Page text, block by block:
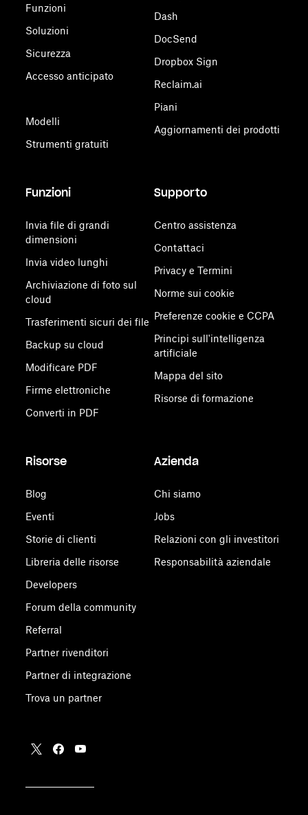
Funzioni
Soluzioni
Sicurezza
Accesso anticipato
Modelli
Strumenti gratuiti
Dash
DocSend
Dropbox Sign
Reclaim.ai
Piani
Aggiornamenti dei prodotti
Funzioni
Invia file di grandi
dimensioni
Invia video lunghi
Archiviazione di foto sul
cloud
Trasferimenti sicuri dei file
Backup su cloud
Modificare PDF
Firme elettroniche
Converti in PDF
Supporto
Centro assistenza
Contattaci
Privacy e Termini
Norme sui cookie
Preferenze cookie e CCPA
Principi sull'intelligenza
artificiale
Mappa del sito
Risorse di formazione
Risorse
Blog
Eventi
Storie di clienti
Libreria delle risorse
Developers
Forum della community
Referral
Partner rivenditori
Partner di integrazione
Trova un partner
Azienda
Chi siamo
Jobs
Relazioni con gli investitori
Responsabilità aziendale